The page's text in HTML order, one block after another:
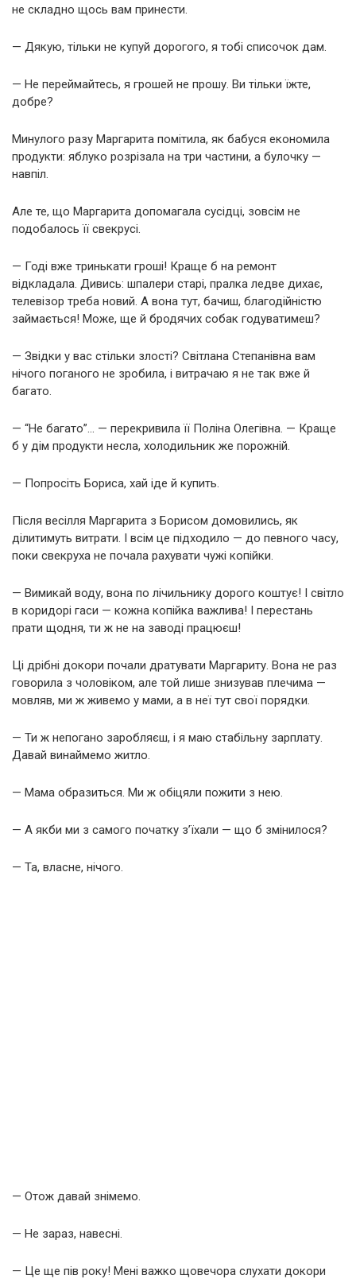
не складно щось вам принести.
— Дякую, тільки не купуй дорогого, я тобі списочок дам.
— Не переймайтесь, я грошей не прошу. Ви тільки їжте,
добре?
Минулого разу Маргарита помітила, як бабуся економила
продукти: яблуко розрізала на три частини, а булочку —
навпіл.
Але те, що Маргарита допомагала сусідці, зовсім не
подобалось її свекрусі.
— Годі вже тринькати гроші! Краще б на ремонт
відкладала. Дивись: шпалери старі, пралка ледве дихає,
телевізор треба новий. А вона тут, бачиш, благодійністю
займається! Може, ще й бродячих собак годуватимеш?
— Звідки у вас стільки злості? Світлана Степанівна вам
нічого поганого не зробила, і витрачаю я не так вже й
багато.
— “Не багато”… — перекривила її Поліна Олегівна. — Краще
б у дім продукти несла, холодильник же порожній.
— Попросіть Бориса, хай іде й купить.
Після весілля Маргарита з Борисом домовились, як
ділитимуть витрати. І всім це підходило — до певного часу,
поки свекруха не почала рахувати чужі копійки.
— Вимикай воду, вона по лічильнику дорого коштує! І світло
в коридорі гаси — кожна копійка важлива! І перестань
прати щодня, ти ж не на заводі працюєш!
Ці дрібні докори почали дратувати Маргариту. Вона не раз
говорила з чоловіком, але той лише знизував плечима —
мовляв, ми ж живемо у мами, а в неї тут свої порядки.
— Ти ж непогано заробляєш, і я маю стабільну зарплату.
Давай винаймемо житло.
— Мама образиться. Ми ж обіцяли пожити з нею.
— А якби ми з самого початку з’їхали — що б змінилося?
— Та, власне, нічого.
— Отож давай знімемо.
— Не зараз, навесні.
— Це ще пів року! Мені важко щовечора слухати докори